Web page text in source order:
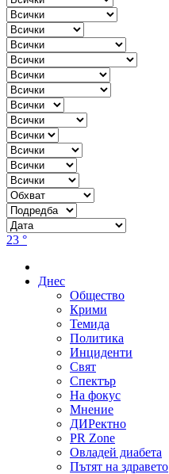
23 °
Днес
Общество
Крими
Темида
Политика
Инциденти
Свят
Спектър
На фокус
Мнение
ДИРектно
PR Zone
Овладей диабета
Пътят на здравето